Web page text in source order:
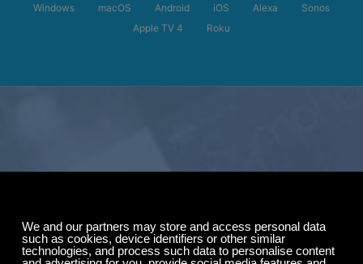
Promoção de Verão
50%
na sua assinatura.
Windows macOS Android iOS Alexa
Sonos
Apple TV 4
Roku
OUÇA 24 HORAS POR